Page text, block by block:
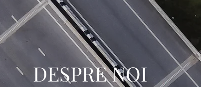
DESPRE NOI